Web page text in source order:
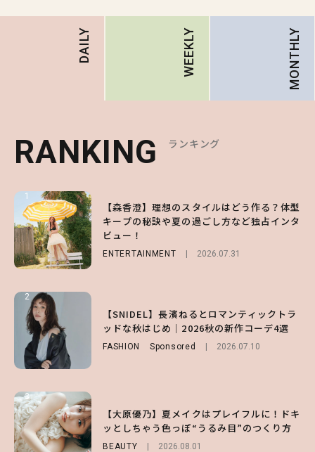
DAILY WEEKLY MONTHLY
RANKING ランキング
1
【森香澄】理想のスタイルはどう作る？体型
キープの秘訣や夏の過ごし方など独占インタ
ビュー！
ENTERTAINMENT 2026.07.31
2
【SNIDEL】長濱ねるとロマンティックトラ
ッドな秋はじめ｜2026秋の新作コーデ4選
FASHION Sponsored 2026.07.10
3
【大原優乃】夏メイクはプレイフルに！ドキ
ッとしちゃう色っぽ“うるみ目”のつくり方
BEAUTY 2026.08.01
RANKING ランキング
1
【ハローキティ】がスシローと初コラボ♡
第1弾の気になるメニュー＆限定グッズを総
チェック！
LIFESTYLE 2026.07.31
2
【大原優乃】夏メイクはプレイフルに！ドキ
ッとしちゃう色っぽ“うるみ目”のつくり方
BEAUTY 2026.08.01
3
【スタバ】約160通りのカスタマイズができ
る⁉ 39店舗限定『My フルーツ³ フラペチー
ノ®』を徹底レポ♡
RANKING ランキング
1
【SNIDEL】長濱ねるとロマンティックトラ
ッドな秋はじめ｜2026秋の新作コーデ4選
2
ノ国屋コラボの“優秀保冷バッグ”は夏の強
い味方！【オトナミューズ9月号増刊】
3
【谷まりあ】夏は“シアースカート”でさり
げなく肌見せ！透け感のニュアンスを楽しめ
るマストハブアイテム4選